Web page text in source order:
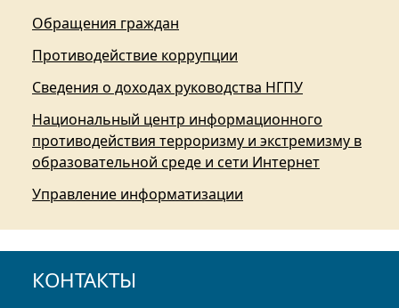
Обращения граждан
Противодействие коррупции
Сведения о доходах руководства НГПУ
Национальный центр информационного
противодействия терроризму и экстремизму в
образовательной среде и сети Интернет
Управление информатизации
КОНТАКТЫ